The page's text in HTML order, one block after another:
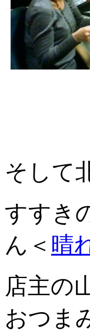
そして
すすき
ん＜ 晴
店主の
おつま